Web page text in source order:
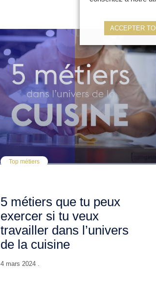
Top métiers
5 métiers que tu peux
exercer si tu veux
travailler dans l’univers
de la cuisine
4 mars 2024 .
ACCEPTER